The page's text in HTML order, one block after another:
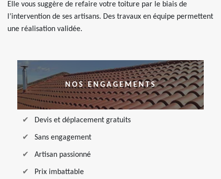
Elle vous suggère de refaire votre toiture par le biais de
l’intervention de ses artisans. Des travaux en équipe permettent
une réalisation validée.
NOS ENGAGEMENTS
Devis et déplacement gratuits
Sans engagement
Artisan passionné
Prix imbattable